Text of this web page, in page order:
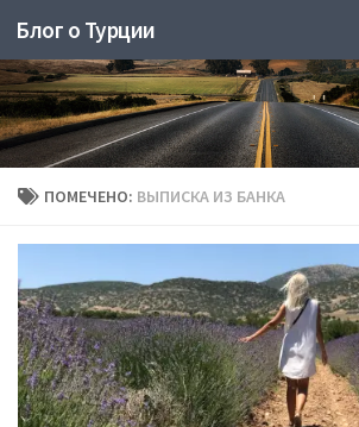
Блог о Турции
ПОМЕЧЕНО: ВЫПИСКА ИЗ БАНКА